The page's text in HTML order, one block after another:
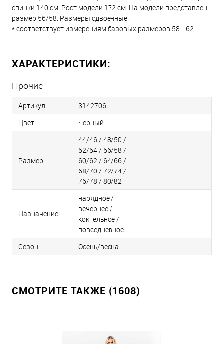
спинки 140 см. Рост модели 172 см. На модели представлен
размер 56/58. Размеры сдвоенные.
* соответствует измерениям базовых размеров 58 - 62
ХАРАКТЕРИСТИКИ:
Прочие
Артикул
3142706
Цвет
Черный
Размер
44/46 / 48/50 /
52/54 / 56/58 /
60/62 / 64/66 /
68/70 / 72/74 /
76/78 / 80/82
Назначение
нарядное /
вечернее /
коктельное /
повседневное
Сезон
Осень/весна
СМОТРИТЕ ТАКЖЕ (1608)